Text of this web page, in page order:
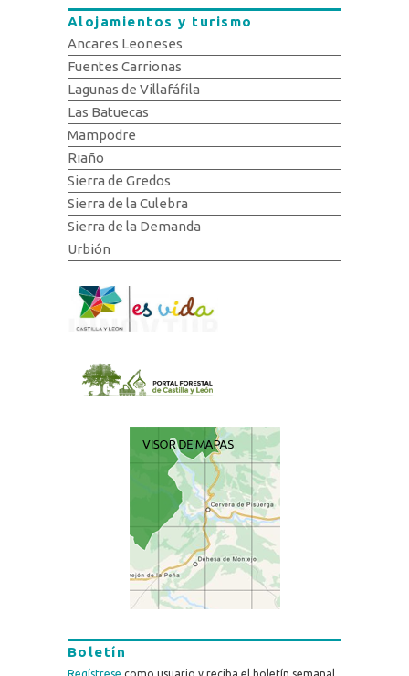
Alojamientos y turismo
Ancares Leoneses
Fuentes Carrionas
Lagunas de Villafáfila
Las Batuecas
Mampodre
Riaño
Sierra de Gredos
Sierra de la Culebra
Sierra de la Demanda
Urbión
Boletín